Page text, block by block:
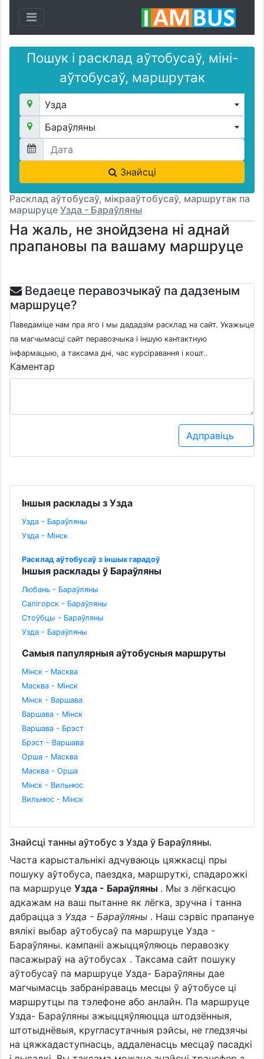
Toggle navigation
Пошук і расклад аўтобусаў, міні-
аўтобусаў, маршрутак
Узда
Бараўляны
Знайсці
Расклад аўтобусаў, мікрааўтобусаў, маршрутак па
маршруце Узда - Бараўляны
На жаль, не знойдзена ні аднай
прапановы па вашаму маршруце
Ведаеце перавозчыкаў па дадзеным
маршруце?
Паведаміце нам пра яго і мы дададзім расклад на сайт. Укажыце
па магчымасці сайт перавозчыка і іншую кантактную
інфармацыю, а таксама дні, час курсіравання і кошт..
Каментар
Адправіць
Іншыя расклады з Узда
Узда - Бараўляны
Узда - Мінск
Расклад аўтобусаў з іншых гарадоў
Іншыя расклады ў Бараўляны
Любань - Бараўляны
Салігорск - Бараўляны
Стоўбцы - Бараўляны
Узда - Бараўляны
Самыя папулярныя аўтобусныя маршруты
Мінск - Масква
Масква - Мінск
Мінск - Варшава
Варшава - Мінск
Варшава - Брэст
Брэст - Варшава
Орша - Масква
Масква - Орша
Мінск - Вильнюс
Вильнюс - Мінск
Знайсці танны аўтобус з Узда ў Бараўляны.
Часта карыстальнікі адчуваюць цяжкасці пры
пошуку аўтобуса, паездка, маршруткі, спадарожкі
па маршруце Узда - Бараўляны . Мы з лёгкасцю
адкажам на ваш пытанне як лёгка, зручна і танна
дабрацца з Узда - Бараўляны . Наш сэрвіс прапануе
вялікі выбар аўтобусаў па маршруце Узда -
Бараўляны. кампаніі ажыццяўляюць перавозку
пасажыраў на аўтобусах . Таксама сайт пошуку
аўтобусаў па маршруце Узда- Бараўляны дае
магчымасць забраніраваць месцы ў аўтобусе ці
маршрутцы па тэлефоне або анлайн. Па маршруце
Узда- Бараўляны ажыццяўляюцца штодзённыя,
штотыднёвыя, кругласутачныя рэйсы, не гледзячы
на ​​цяжкадаступнасць, аддаленасць месцаў пасадкі